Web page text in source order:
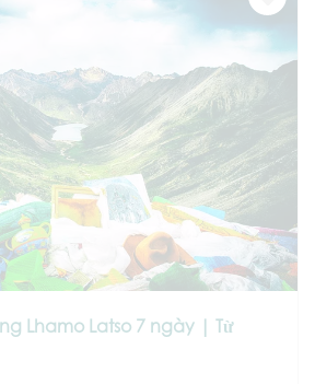
Lhamo Latso 7 ngày | Từ